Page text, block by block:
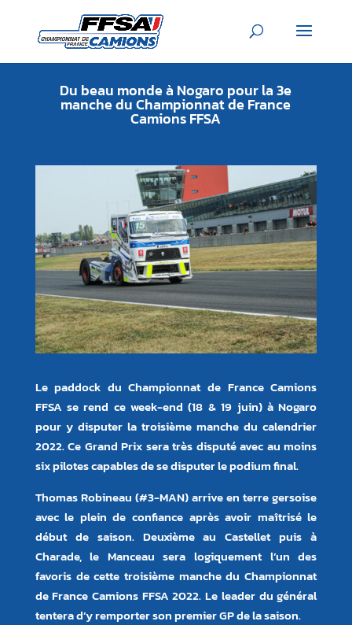
Du beau monde à Nogaro pour la 3e
manche du Championnat de France
Camions FFSA
Le paddock du Championnat de France Camions
FFSA se rend ce week-end (18 & 19 juin) à Nogaro
pour y disputer la troisième manche du calendrier
2022. Ce Grand Prix sera très disputé avec au moins
six pilotes capables de se disputer le podium final.
Thomas Robineau (#3-MAN) arrive en terre gersoise
avec le plein de confiance après avoir maîtrisé le
début de saison. Deuxième au Castellet puis à
Charade, le Manceau sera logiquement l’un des
favoris de cette troisième manche du Championnat
de France Camions FFSA 2022. Le leader du général
tentera d’y remporter son premier GP de la saison.